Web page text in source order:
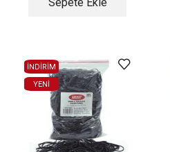
İNDİRİM
YENI